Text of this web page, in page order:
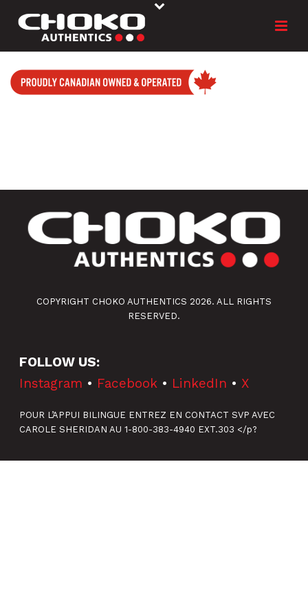
COPYRIGHT CHOKO AUTHENTICS 2026. ALL RIGHTS
RESERVED.
FOLLOW US:
Instagram • Facebook • LinkedIn •X
POUR L’APPUI BILINGUE ENTREZ EN CONTACT SVP AVEC
CAROLE SHERIDAN AU 1-800-383-4940 EXT.303 </p?